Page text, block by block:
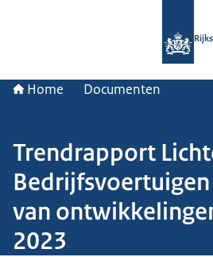
Home Documenten
Trendrapport
van
2023